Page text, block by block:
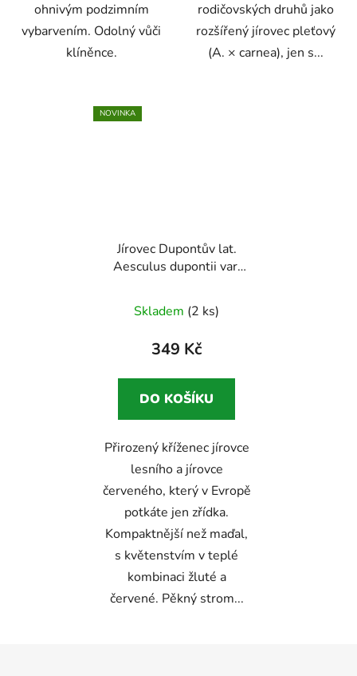
ohnivým podzimním
vybarvením. Odolný vůči
klíněnce.
rodičovských druhů jako
rozšířený jírovec pleťový
(A. × carnea), jen s...
NOVINKA
Jírovec Dupontův lat.
Aesculus dupontii var.
zajímavý jírovec pro
milovníky netradičních
Skladem (2 ks)
349 Kč
DO KOŠÍKU
Přirozený kříženec jírovce
lesního a jírovce
červeného, který v Evropě
potkáte jen zřídka.
Kompaktnější než maďal,
s květenstvím v teplé
kombinaci žluté a
červené. Pěkný strom...